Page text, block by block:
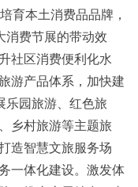
育本土消费品品牌，
消费节展的带动效
社区消费便利化水
游产品体系，加快建
乐园旅游、红色旅
乡村旅游等主题旅
造智慧文旅服务场
一体化建设。激发体